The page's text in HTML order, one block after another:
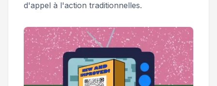
d'appel à l'action traditionnelles.